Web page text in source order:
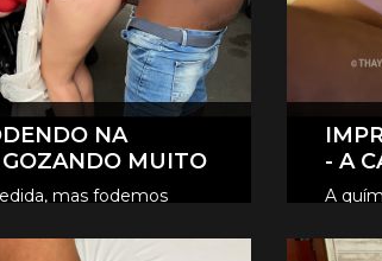
NA
GOZANDO MUITO
mas fodemos
gozar dentro de
- A
A